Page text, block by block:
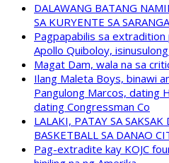
DALAWANG BATANG
SA KURYENTE SA
Pagpapabilis sa
Apollo Quiboloy,
Magat Dam, wala na sa
Ilang Maleta Boys, binawi
Pangulong Marcos, dating
dating Congressman Co
LALAKI, PATAY SA
BASKETBALL SA DANAO
Pag-extradite kay KOJC